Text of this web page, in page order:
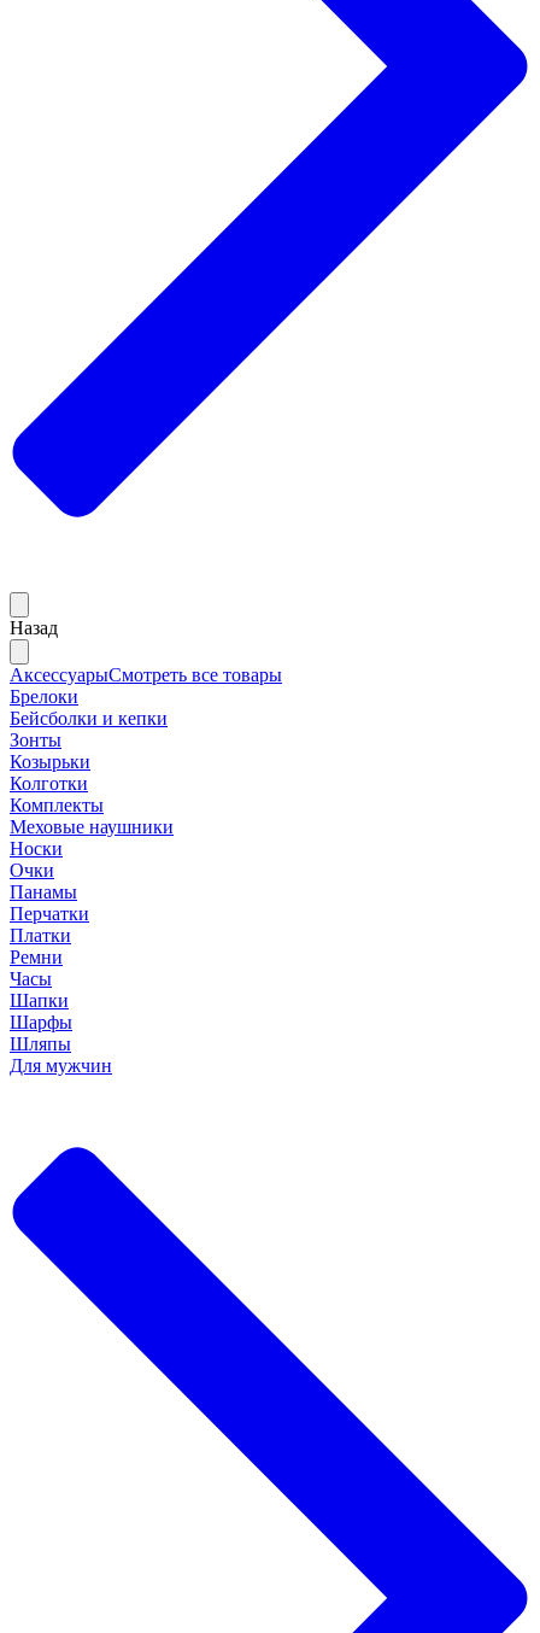
Назад
АксессуарыСмотреть все товары
Брелоки
Бейсболки и кепки
Зонты
Козырьки
Колготки
Комплекты
Меховые наушники
Носки
Очки
Панамы
Перчатки
Платки
Ремни
Часы
Шапки
Шарфы
Шляпы
Для мужчин